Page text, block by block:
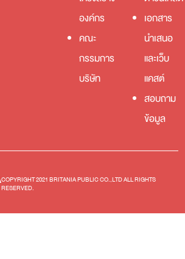
องค์กร
คณะ
กรรมการ
บริษัท
เอกสาร
นำเสนอ
และเว็บ
แคสต์
สอบถาม
ข้อมูล
COPYRIGHT 2021 BRITANIA PUBLIC CO.,LTD ALL RIGHTS
RESERVED.